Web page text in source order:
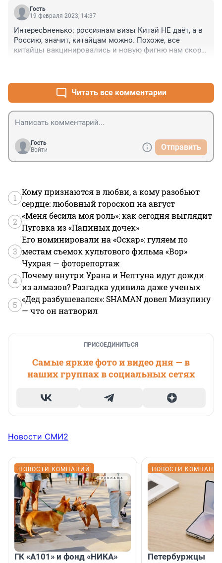
Гость
19 февраля 2023, 14:37
ИнтересЬненько: россиянам визы Китай НЕ даёт, а в
Россию, значит, китайцам можно. Похоже, все
китайцы вакцинировались и новую фигню нам скоро
железно-бетонный занавес построили? И , кажется,
что больше изнутри, чем снаружи. Как хорошо, хоть
100-летие Пионерии отметили с подругой в
Ленинграде-Петрограде-Петербурге а прошлом году
без китайцев. Так хорошо по любимому городу
погуляли 3 дня. Нет, если китайцы понаедут, то уже
спокойного посещения музеев, прогулок по городу
уже не будет. Будь я президентом России, я бы не
завозимые нам.
Читать все комментарии
Гость
Войти
Отправить
1
Кому признаются в любви, а кому разобьют
сердце: любовный гороскоп на август
2
«Меня бесила моя роль»: как сегодня выглядит
Пуговка из «Папиных дочек»
3
Его номинировали на «Оскар»: гуляем по
местам съемок культового фильма «Вор»
Чухрая — фоторепортаж
4
Почему внутри Урана и Нептуна идут дожди
из алмазов? Разгадка удивила даже ученых
5
«Дед разбушевался»: SHAMAN довел Мизулину
— что он натворил
ПРИСОЕДИНИТЬСЯ
Самые яркие фото и видео дня — в
наших группах в социальных сетях
Новости СМИ2
НОВОСТИ КОМПАНИЙ
ГК «А101» и фонд «НИКА»
НОВОСТИ
Петербуржцы